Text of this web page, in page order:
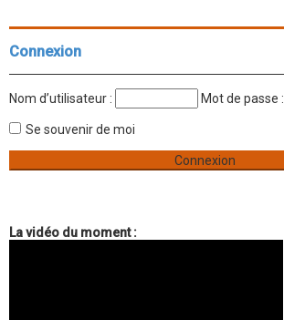
Connexion
Nom d’utilisateur : Mot de passe :
Se souvenir de moi
La vidéo du moment :